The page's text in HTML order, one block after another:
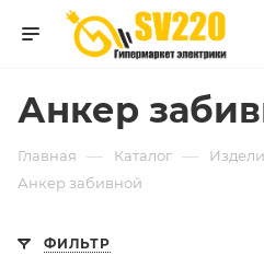
Анкер
Главная — Каталог —
Анкер забивной
ФИЛЬТР